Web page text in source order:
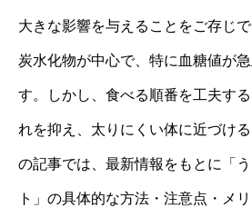
大きな影響を与えることをご存じ
炭水化物が中心で、特に血糖値が
す。しかし、食べる順番を工夫す
れを抑え、太りにくい体に近づけ
の記事では、最新情報をもとに「
ト」の具体的な方法・注意点・メ